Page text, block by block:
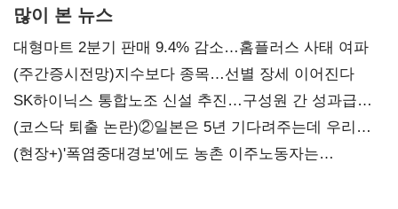
많이 본 뉴스
대형마트 2분기 판매 9.4% 감소…홈플러스 사태 여파
(주간증시전망)지수보다 종목…선별 장세 이어진다
SK하이닉스 통합노조 신설 추진…구성원 간 성과급
불만 확산
(코스닥 퇴출 논란)②일본은 5년 기다려주는데 우리는
당장 퇴출?…시간만으론 부족한 코스닥 구하기
(현장+)'폭염중대경보'에도 농촌 이주노동자는